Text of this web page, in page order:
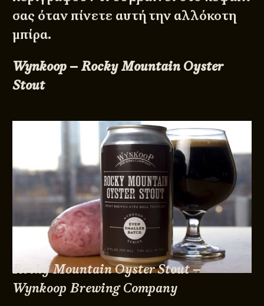
σας όταν πίνετε αυτή την αλλόκοτη
μπίρα.
Wynkoop – Rocky Mountain Oyster
Stout
Rocky Mountain Oyster Stout –
Wynkoop Brewing Company